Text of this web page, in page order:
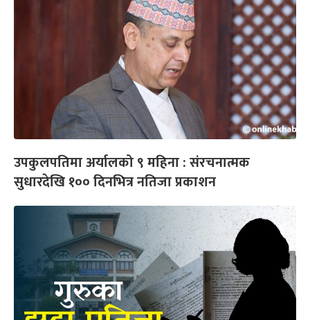
उपकुलपतिमा अर्यालको ९ महिना : संरचनात्मक
सुधारदेखि १०० दिनभित्र नतिजा प्रकाशन